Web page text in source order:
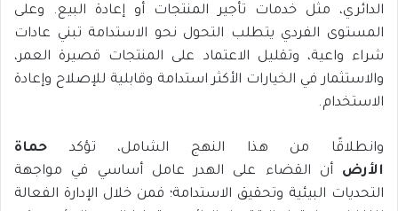
الدائري، مثل خدمات تأجير المنتجات أو إعادة البيع. وعلى
المستوى الفردي يتطلب التحول نحو الاستدامة تبني عادات
شراء واعية، وتقليل الاعتماد على المنتجات قصيرة العمر،
والاستثمار في الخيارات الأكثر استدامة وقابلية للإصلاح وإعادة
الاستخدام.
وانطلاقًا من هذا النهج الشامل، تؤكد حماة
الأرض أن القضاء على الهدر عامل أساسي في مواجهة
التحديات البيئية وتحقيق الاستدامة؛ فمن خلال الإدارة الفعالة